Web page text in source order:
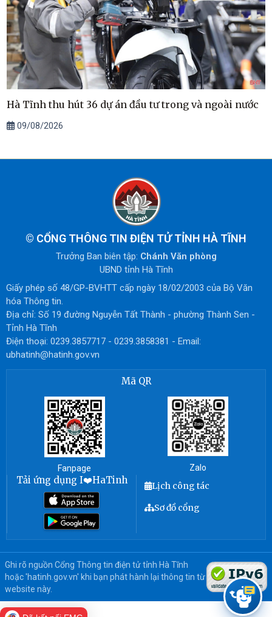
Hà Tĩnh thu hút 36 dự án đầu tư trong và ngoài nước
09/08/2026
© CỔNG THÔNG TIN ĐIỆN TỬ TỈNH HÀ TĨNH
Trưởng Ban biên tập: Chánh Văn phòng
UBND tỉnh Hà Tĩnh
Giấy phép số 48/GP-BVHTT cấp ngày 18/02/2003 của Bộ Văn
hóa Thông tin.
Địa chỉ: Số 19 đường Nguyễn Tất Thành - phường Thành Sen -
Tỉnh Hà Tĩnh
Điện thoại: 0239.3857717 - 0239.3858381 - Email:
ubhatinh@hatinh.gov.vn
Mã QR
Fanpage Zalo
Tải ứng dụng I❤️HaTinh
Lịch công tác
Sơ đồ cổng
Ghi rõ nguồn Cổng Thông tin điện tử tỉnh Hà Tĩnh
hoặc 'hatinh.gov.vn' khi bạn phát hành lại thông tin từ
website này.